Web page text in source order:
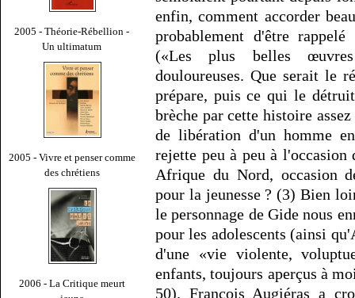
2005 - Théorie-Rébellion -
Un ultimatum
2005 - Vivre et penser comme
des chrétiens
2006 - La Critique meurt
enfin, comment accorder
probablement d'être
(«Les plus belles
douloureuses. Que serait le
prépare, puis ce qui le
brèche par cette histoire
de libération d'un homme
rejette peu à peu à l'occasion
Afrique du Nord, occasion
pour la jeunesse ? (3) Bien
le personnage de Gide nous
pour les adolescents (ainsi
d'une «vie violente,
enfants, toujours aperçus à
50). François Augiéras a